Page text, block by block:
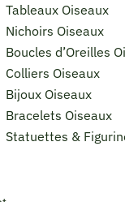
Tableaux Oiseaux
Nichoirs Oiseaux
Boucles d’Oreilles
Colliers Oiseaux
Bijoux Oiseaux
Bracelets Oiseaux
Statuettes &